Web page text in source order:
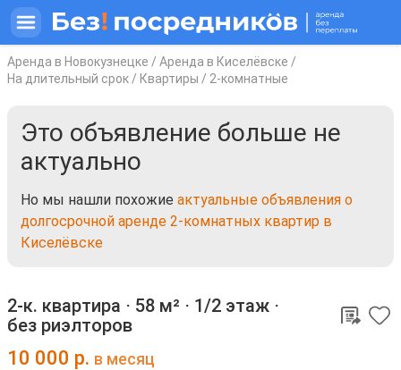
Аренда в Новокузнецке / Аренда в Киселёвске /
На длительный срок / Квартиры / 2-комнатные
Это объявление больше не
актуально
Но мы нашли похожие актуальные объявления о
долгосрочной аренде 2-комнатных квартир в
Киселёвске
2-к. квартира ⋅ 58 м² ⋅ 1/2 этаж ⋅
без риэлторов
10 000 р. в месяц